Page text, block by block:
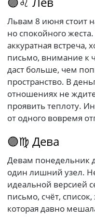
Львам 8 июня стоит
но спокойного
аккуратная встреча,
письмо, внимание к
даст больше, чем
пространство. В
отношениях не
проявить теплоту.
от одного вовремя
🟣♍ Дева
Девам понедельник
один лишний узел.
идеальной версией
письмо, счёт,
которая давно